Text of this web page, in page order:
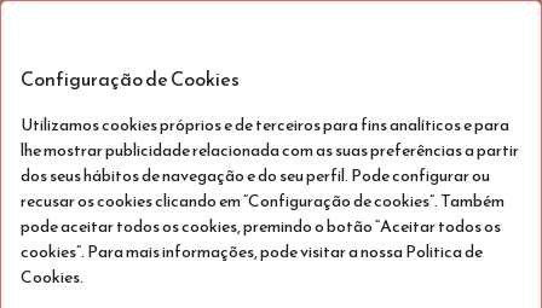
Sáb, Ago 8 - Seg, Ago 10
Configuração de Cookies
Utilizamos cookies próprios e de terceiros para fins analíticos e para
lhe mostrar publicidade relacionada com as suas preferências a partir
dos seus hábitos de navegação e do seu perfil. Pode configurar ou
recusar os cookies clicando em “Configuração de cookies”. Também
pode aceitar todos os cookies, premindo o botão “Aceitar todos os
cookies”. Para mais informações, pode visitar a nossa Politica de
Cookies.